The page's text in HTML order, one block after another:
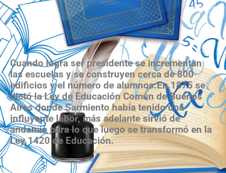
Cuando logra ser presidente se incrementan
las escuelas y se construyen cerca de 800
edificios y el número de alumnos.En 1875 se
dictó la Ley de Educación Común de Buenos
Aires donde Sarmiento había tenido una
influyente labor, más adelante sirvió de
andamio para lo que luego se transformó en la
Ley 1420 de Educación.